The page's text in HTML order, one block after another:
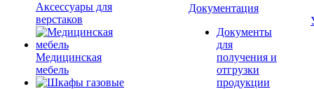
Аксессуары для
верстаков
Медицинская
мебель
Документация
Документы
для
получения и
отгрузки
продукции